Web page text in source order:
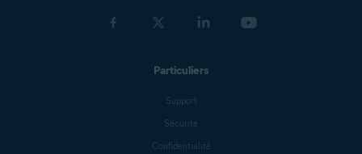
Particuliers
Support
Sécurité
Confidentialité